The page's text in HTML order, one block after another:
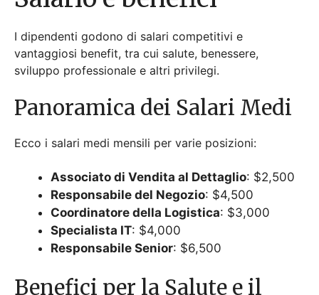
Coordinatore della Logistica
Responsabile Senior: $6,500
Benefici per la Salute e il
Benessere
I dipendenti ricevono copertura sanitaria completa,
programmi di benesserepromuovono uno stile di
vita sano, e l’azienda offre supporto allasalute
mentale. Questi benefici garantiscono il benessere
generale di tutti i membri dello staff.
Sviluppo della carriera e